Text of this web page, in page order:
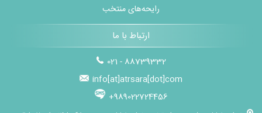
رایحه‌های منتخب
ارتباط با ما
021 - 88739332
info[at]atrsara[dot]com
+989022724456